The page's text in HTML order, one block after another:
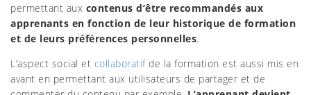
permettant aux contenus d’être recommandés aux
apprenants en fonction de leur historique de formation
et de leurs préférences personnelles.
L’aspect social et collaboratifde la formation est aussi mis en
avant en permettant aux utilisateurs de partager et de